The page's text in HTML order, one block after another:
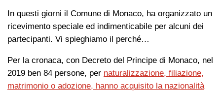
In questi giorni il Comune di Monaco, ha organizzato un
ricevimento speciale ed indimenticabile per alcuni dei
partecipanti. Vi spieghiamo il perché…
Per la cronaca, con Decreto del Principe di Monaco, nel
2019 ben 84 persone, per naturalizzazione, filiazione,
matrimonio o adozione, hanno acquisito la nazionalità